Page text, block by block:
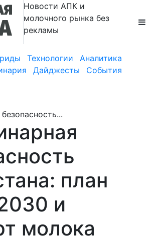
Новости АПК и
молочного рынка без
рекламы
Технологии
Аналитика
Дайджесты
События
план
и
молока